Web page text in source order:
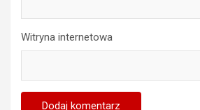
Witryna internetowa